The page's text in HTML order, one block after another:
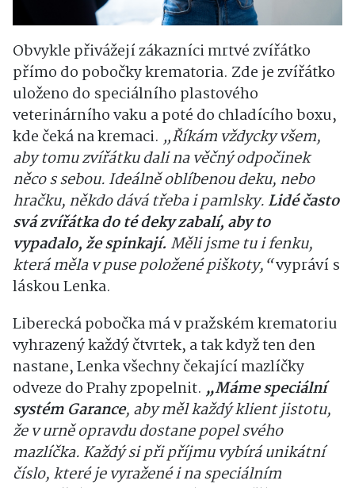
Obvykle přivážejí zákazníci mrtvé zvířátko
přímo do pobočky krematoria. Zde je zvířátko
uloženo do speciálního plastového
veterinárního vaku a poté do chladícího boxu,
kde čeká na kremaci. „Říkám vždycky všem,
aby tomu zvířátku dali na věčný odpočinek
něco s sebou. Ideálně oblíbenou deku, nebo
hračku, někdo dává třeba i pamlsky. Lidé často
svá zvířátka do té deky zabalí, aby to
vypadalo, že spinkají. Měli jsme tu i fenku,
která měla v puse položené piškoty,“vypráví s
láskou Lenka.
Liberecká pobočka má v pražském krematoriu
vyhrazený každý čtvrtek, a tak když ten den
nastane, Lenka všechny čekající mazlíčky
odveze do Prahy zpopelnit. „Máme speciální
systém Garance, aby měl každý klient jistotu,
že v urně opravdu dostane popel svého
mazlíčka. Každý si při příjmu vybírá unikátní
číslo, které je vyražené i na speciálním